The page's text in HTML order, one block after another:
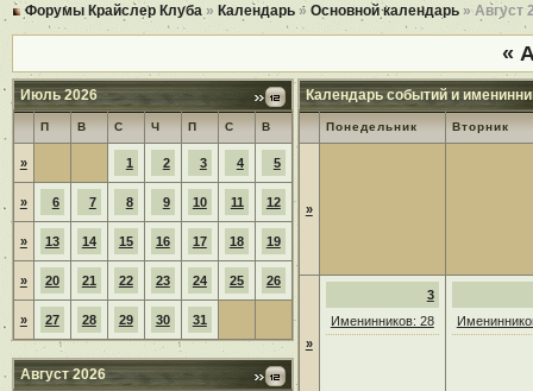
Форумы Крайслер Клуба » Календарь» Основной календарь» Август
«
Июль 2026
П В С Ч П С В
» 1 2 3 4 5
» 6 7 8 9 10 11 12
» 13 14 15 16 17 18 19
» 20 21 22 23 24 25 26
» 27 28 29 30 31
Август 2026
Календарь событий и
Понедельник Вторник
»
»
3
Именинников: 28